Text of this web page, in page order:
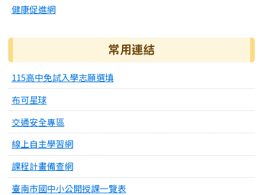
健康促進網
常用連結
115高中免試入學志願選填
布可星球
交通安全專區
線上自主學習網
課程計畫備查網
臺南市國中小公開授課一覽表